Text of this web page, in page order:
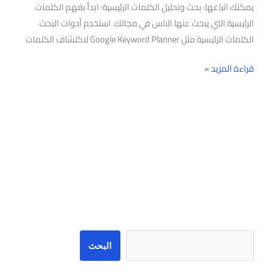
يمكنك اتباعها: بحث وتحليل الكلمات الرئيسية: ابدأ بفهم الكلمات
الرئيسية التي يبحث عنها الناس في مجالك. استخدم أدوات البحث
الكلمات الرئيسية مثل Google Keyword Planner لاكتشاف الكلمات
قراءة المزيد »
البحث